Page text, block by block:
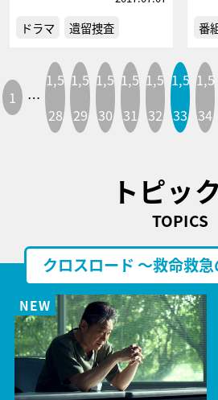
ドラマ 遺留捜査 番
1 …
1,5
28
1,5
29
1,5
30
1,5
31
1,5
32
1,5
33
1,5
34
トピッ
TOPICS
クロスロード ～救命救